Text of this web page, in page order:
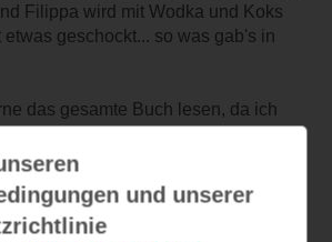
Filippa wird mit Wodka und Koks
etwas geschockt... so was gab's in
das gesamte Buch lesen, da ich
"auswandern" wollte und
Ecke wie Filippa gelandet bin
hielt es jedoch nur 2 Wochen aus
gespannter, wie und ob Filippa
kriegt!
und unserer